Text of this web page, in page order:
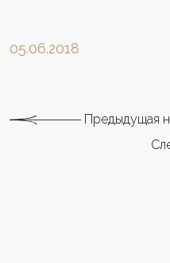
05.06.2018
Предыдущая